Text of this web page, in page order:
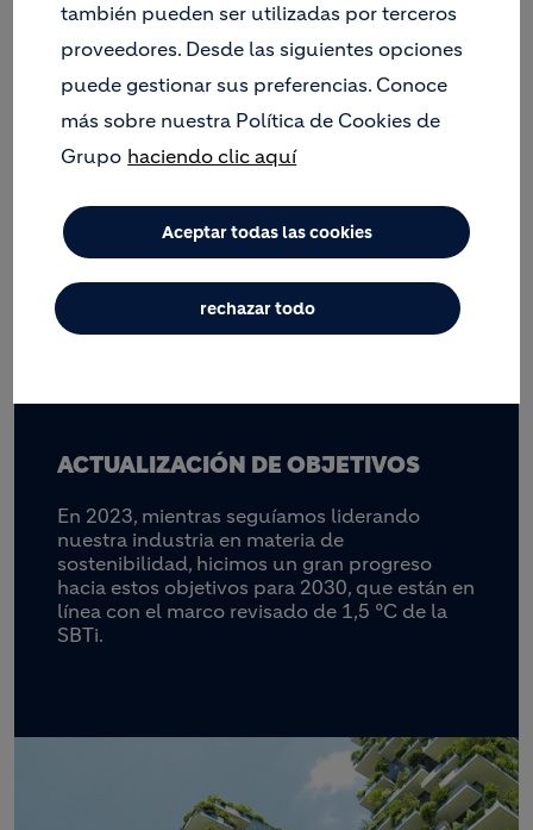
ACTUALIZACIÓN DE OBJETIVOS
En 2023, mientras seguíamos liderando
nuestra industria en materia de
sostenibilidad, hicimos un gran progreso
hacia estos objetivos para 2030, que están en
línea con el marco revisado de 1,5 °C de la
SBTi.
también pueden ser utilizadas por terceros
proveedores. Desde las siguientes opciones
puede gestionar sus preferencias. Conoce
más sobre nuestra Política de Cookies de
Grupo haciendo clic aquí
Aceptar todas las cookies
rechazar todo